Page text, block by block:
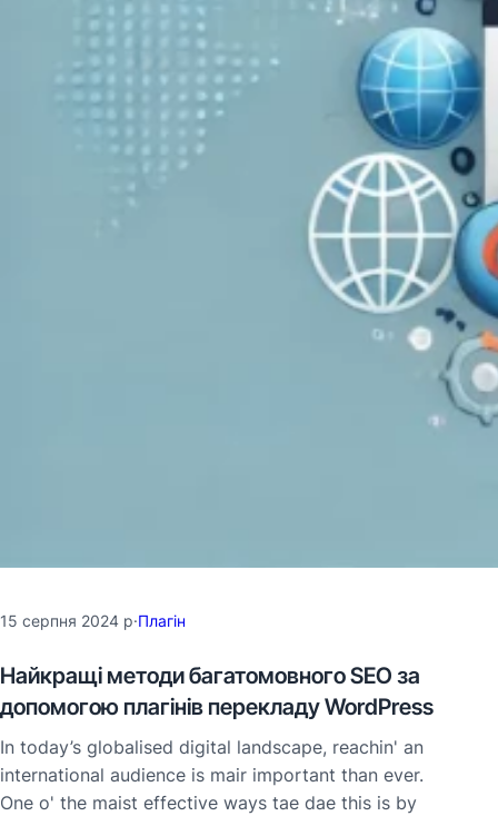
15 серпня 2024 р·Плагін
Найкращі методи багатомовного SEO за
допомогою плагінів перекладу WordPress
In today’s globalised digital landscape, reachin' an
international audience is mair important than ever.
One o' the maist effective ways tae dae this is by